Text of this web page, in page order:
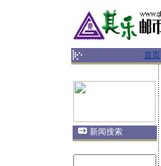
首页
新闻搜索